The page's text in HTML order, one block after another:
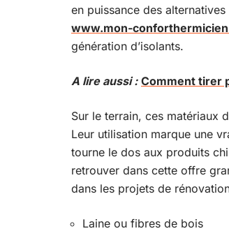
en puissance des
www.mon-
génération d’isolants.
A lire aussi : Comment tirer
Sur le terrain, ces matériaux
Leur utilisation marque une
tourne le dos aux produits
retrouver dans cette offre
dans les projets de
Laine ou fibres de bois